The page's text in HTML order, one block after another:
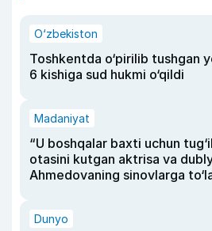
O‘zbekiston
Toshkentda o‘pirilib tushgan
6 kishiga sud hukmi o‘qildi
Madaniyat
“U boshqalar baxti uchun
otasini kutgan aktrisa va
Ahmedovaning sinovlarga
Dunyo